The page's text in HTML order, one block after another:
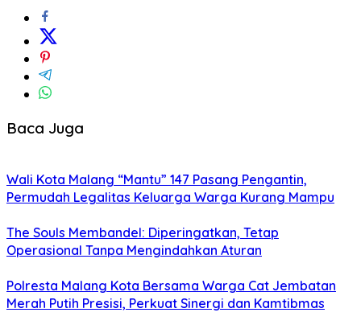
Baca Juga
Wali Kota Malang “Mantu” 147 Pasang Pengantin,
Permudah Legalitas Keluarga Warga Kurang Mampu
The Souls Membandel: Diperingatkan, Tetap
Operasional Tanpa Mengindahkan Aturan
Polresta Malang Kota Bersama Warga Cat Jembatan
Merah Putih Presisi, Perkuat Sinergi dan Kamtibmas